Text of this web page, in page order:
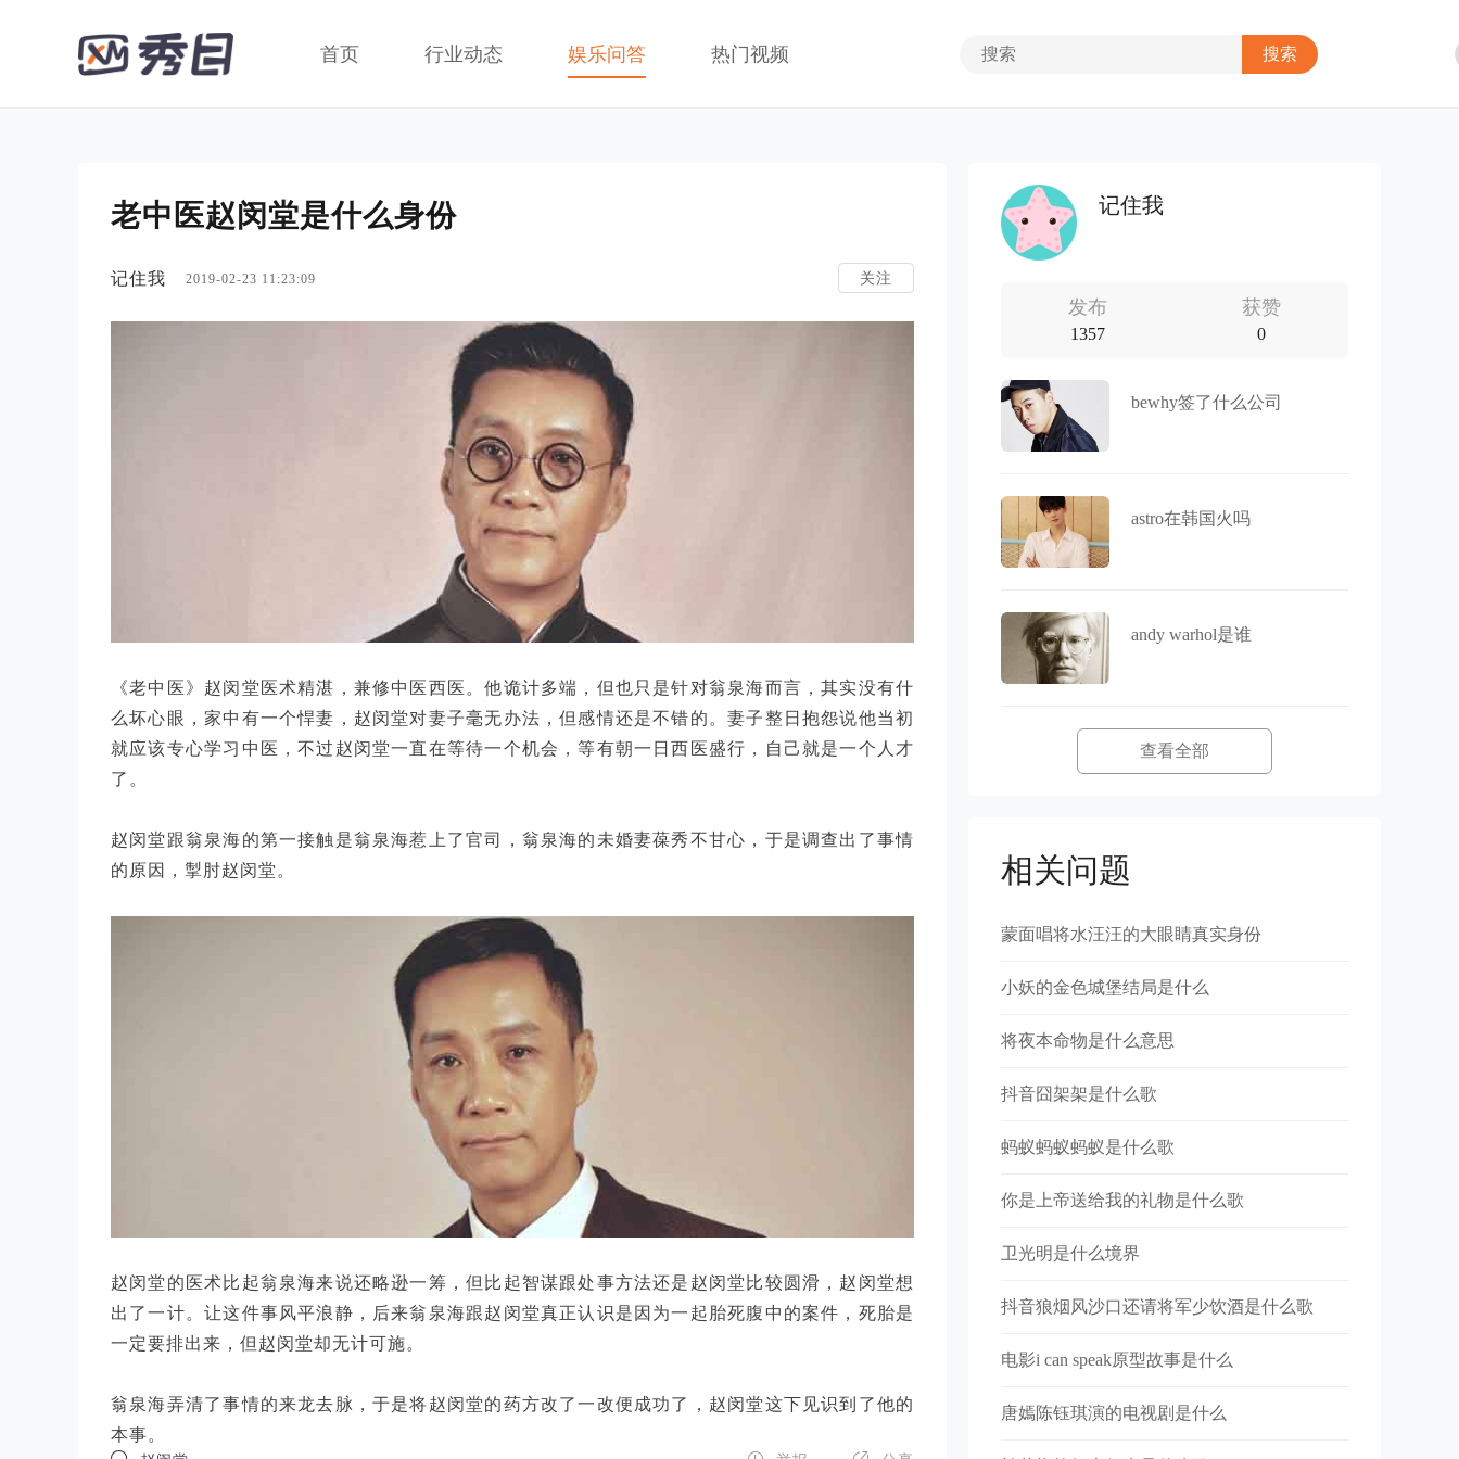
首页 行业动态 娱乐问答 热门视频
老中医赵闵堂是什么身份
记住我 2019-02-23 11:23:09 关注
《老中医》赵闵堂医术精湛，兼修中医西医。他诡计多端，但也只是针对翁泉海而言，其实没有什
么坏心眼，家中有一个悍妻，赵闵堂对妻子毫无办法，但感情还是不错的。妻子整日抱怨说他当初
就应该专心学习中医，不过赵闵堂一直在等待一个机会，等有朝一日西医盛行，自己就是一个人才
了。
赵闵堂跟翁泉海的第一接触是翁泉海惹上了官司，翁泉海的未婚妻葆秀不甘心，于是调查出了事情
的原因，掣肘赵闵堂。
赵闵堂的医术比起翁泉海来说还略逊一筹，但比起智谋跟处事方法还是赵闵堂比较圆滑，赵闵堂想
出了一计。让这件事风平浪静，后来翁泉海跟赵闵堂真正认识是因为一起胎死腹中的案件，死胎是
一定要排出来，但赵闵堂却无计可施。
翁泉海弄清了事情的来龙去脉，于是将赵闵堂的药方改了一改便成功了，赵闵堂这下见识到了他的
本事。
记住我
发布
1357
获赞
0
bewhy签了什么公司
astro在韩国火吗
andy warhol是谁
查看全部
相关问题
蒙面唱将水汪汪的大眼睛真实身份
小妖的金色城堡结局是什么
将夜本命物是什么意思
抖音囧架架是什么歌
蚂蚁蚂蚁蚂蚁是什么歌
你是上帝送给我的礼物是什么歌
卫光明是什么境界
抖音狼烟风沙口还请将军少饮酒是什么歌
​电影i can speak原型故事是什么
唐嫣陈钰琪演的电视剧是什么